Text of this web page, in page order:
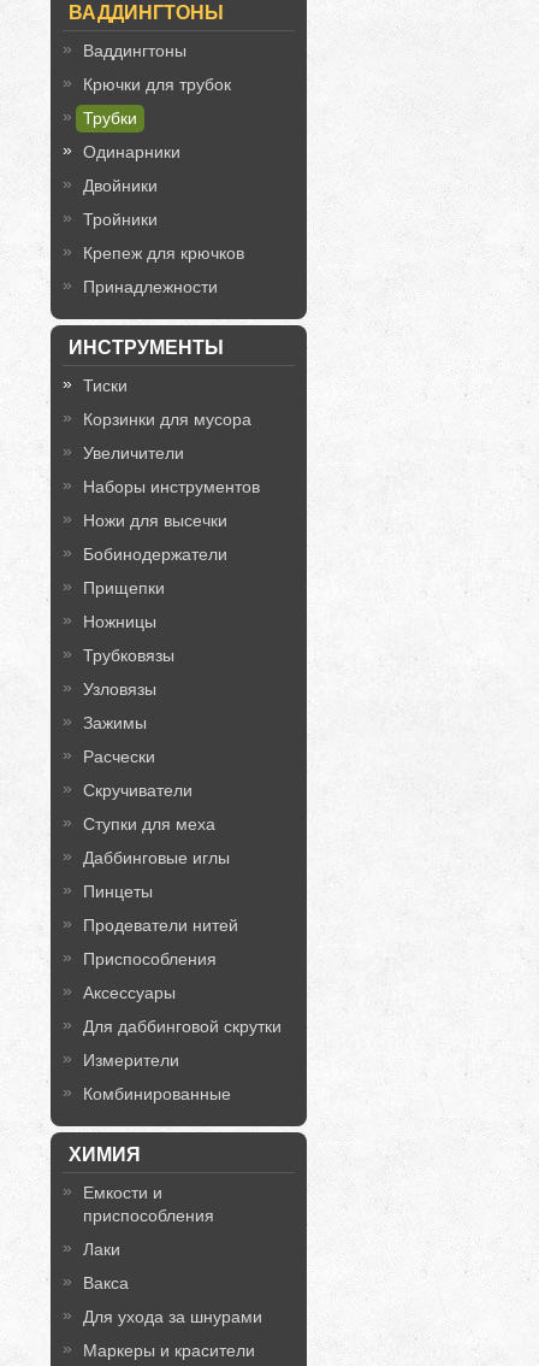
ВАДДИНГТОНЫ
Ваддингтоны
Крючки для трубок
Трубки
Одинарники
Двойники
Тройники
Крепеж для крючков
Принадлежности
ИНСТРУМЕНТЫ
Тиски
Корзинки для мусора
Увеличители
Наборы инструментов
Ножи для высечки
Бобинодержатели
Прищепки
Ножницы
Трубковязы
Узловязы
Зажимы
Расчески
Скручиватели
Ступки для меха
Даббинговые иглы
Пинцеты
Продеватели нитей
Приспособления
Аксессуары
Для даббинговой скрутки
Измерители
Комбинированные
ХИМИЯ
Емкости и
приспособления
Лаки
Вакса
Для ухода за шнурами
Маркеры и красители